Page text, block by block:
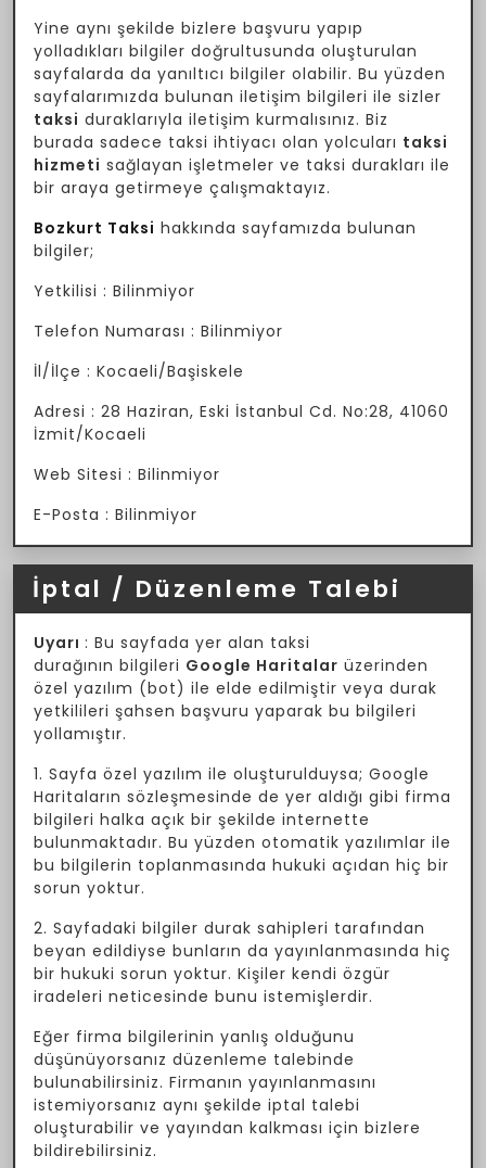
Yine aynı şekilde bizlere başvuru yapıp
yolladıkları bilgiler doğrultusunda oluşturulan
sayfalarda da yanıltıcı bilgiler olabilir. Bu yüzden
sayfalarımızda bulunan iletişim bilgileri ile sizler
taksi duraklarıyla iletişim kurmalısınız. Biz
burada sadece taksi ihtiyacı olan yolcuları taksi
hizmeti sağlayan işletmeler ve taksi durakları ile
bir araya getirmeye çalışmaktayız.
Bozkurt Taksi hakkında sayfamızda bulunan
bilgiler;
Yetkilisi : Bilinmiyor
Telefon Numarası : Bilinmiyor
İl/İlçe : Kocaeli/Başiskele
Adresi : 28 Haziran, Eski İstanbul Cd. No:28, 41060
İzmit/Kocaeli
Web Sitesi : Bilinmiyor
E-Posta : Bilinmiyor
İptal / Düzenleme Talebi
Uyarı : Bu sayfada yer alan taksi
durağının bilgileri Google Haritalar üzerinden
özel yazılım (bot) ile elde edilmiştir veya durak
yetkilileri şahsen başvuru yaparak bu bilgileri
yollamıştır.
1. Sayfa özel yazılım ile oluşturulduysa; Google
Haritaların sözleşmesinde de yer aldığı gibi firma
bilgileri halka açık bir şekilde internette
bulunmaktadır. Bu yüzden otomatik yazılımlar ile
bu bilgilerin toplanmasında hukuki açıdan hiç bir
sorun yoktur.
2. Sayfadaki bilgiler durak sahipleri tarafından
beyan edildiyse bunların da yayınlanmasında hiç
bir hukuki sorun yoktur. Kişiler kendi özgür
iradeleri neticesinde bunu istemişlerdir.
Eğer firma bilgilerinin yanlış olduğunu
düşünüyorsanız düzenleme talebinde
bulunabilirsiniz. Firmanın yayınlanmasını
istemiyorsanız aynı şekilde iptal talebi
oluşturabilir ve yayından kalkması için bizlere
bildirebilirsiniz.